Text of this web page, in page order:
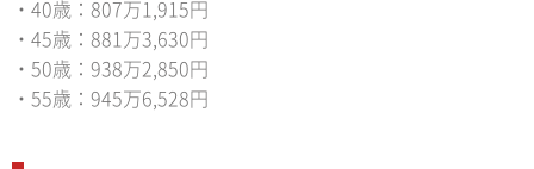
・40歳：807万1,915円
・45歳：881万3,630円
・50歳：938万2,850円
・55歳：945万6,528円